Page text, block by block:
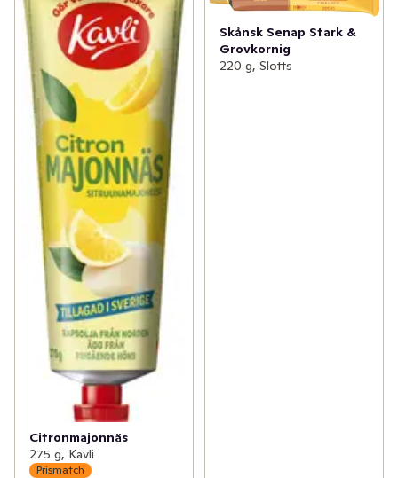
Citronmajonnäs
275 g, Kavli
Prismatch
Skånsk Senap Stark &
Grovkornig
220 g, Slotts